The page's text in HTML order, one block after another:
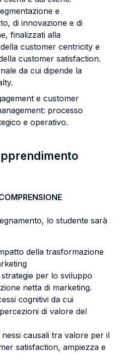
e
di innovazione e di
finalizzati alla
customer centricity e
customer satisfaction.
da cui dipende la
e customer
processo
e operativo.
lo studente sarà
della trasformazione
per lo sviluppo
netta di marketing.
cognitivi da cui
di valore del
causali tra valore per il
satisfaction, ampiezza e